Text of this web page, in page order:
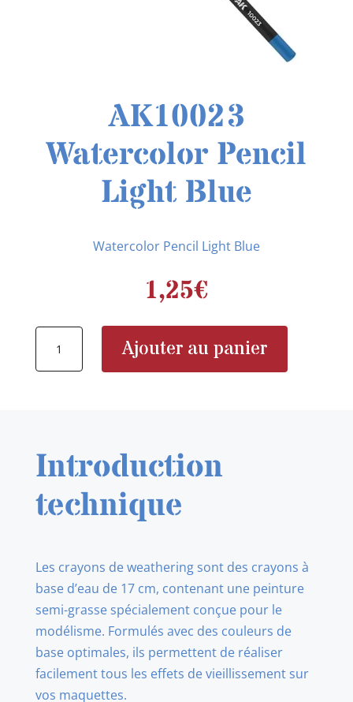
AK10023
Watercolor Pencil
Light Blue
Watercolor Pencil Light Blue
1,25€
Blue
Ajouter au panier
Introduction
technique
Les crayons de weathering sont des crayons à
base d’eau de 17 cm, contenant une peinture
semi-grasse spécialement conçue pour le
modélisme. Formulés avec des couleurs de
base optimales, ils permettent de réaliser
facilement tous les effets de vieillissement sur
vos maquettes.